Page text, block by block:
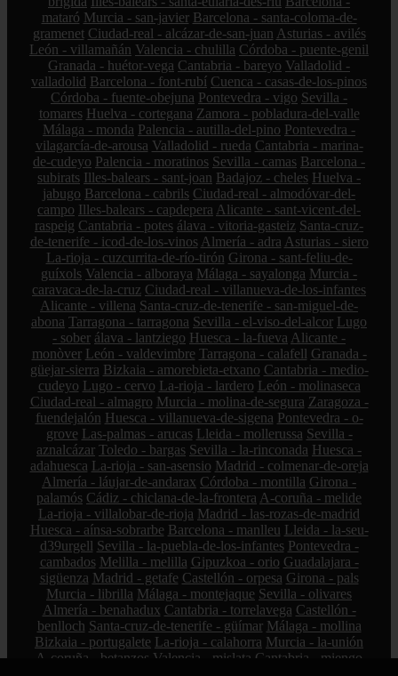
mataró Murcia - san-javier Barcelona - santa-coloma-de-
gramenet Ciudad-real - alcázar-de-san-juan Asturias - avilés
León - villamañán Valencia - chulilla Córdoba - puente-genil
Granada - huétor-vega Cantabria - bareyo Valladolid -
valladolid Barcelona - font-rubí Cuenca - casas-de-los-pinos
Córdoba - fuente-obejuna Pontevedra - vigo Sevilla -
tomares Huelva - cortegana Zamora - pobladura-del-valle
Málaga - monda Palencia - autilla-del-pino Pontevedra -
vilagarcía-de-arousa Valladolid - rueda Cantabria - marina-
de-cudeyo Palencia - moratinos Sevilla - camas Barcelona -
subirats Illes-balears - sant-joan Badajoz - cheles Huelva -
jabugo Barcelona - cabrils Ciudad-real - almodóvar-del-
campo Illes-balears - capdepera Alicante - sant-vicent-del-
raspeig Cantabria - potes álava - vitoria-gasteiz Santa-cruz-
de-tenerife - icod-de-los-vinos Almería - adra Asturias - siero
La-rioja - cuzcurrita-de-río-tirón Girona - sant-feliu-de-
guíxols Valencia - alboraya Málaga - sayalonga Murcia -
caravaca-de-la-cruz Ciudad-real - villanueva-de-los-infantes
Alicante - villena Santa-cruz-de-tenerife - san-miguel-de-
abona Tarragona - tarragona Sevilla - el-viso-del-alcor Lugo
- sober álava - lantziego Huesca - la-fueva Alicante -
monòver León - valdevimbre Tarragona - calafell Granada -
güejar-sierra Bizkaia - amorebieta-etxano Cantabria - medio-
cudeyo Lugo - cervo La-rioja - lardero León - molinaseca
Ciudad-real - almagro Murcia - molina-de-segura Zaragoza -
fuendejalón Huesca - villanueva-de-sigena Pontevedra - o-
grove Las-palmas - arucas Lleida - mollerussa Sevilla -
aznalcázar Toledo - bargas Sevilla - la-rinconada Huesca -
adahuesca La-rioja - san-asensio Madrid - colmenar-de-oreja
Almería - láujar-de-andarax Córdoba - montilla Girona -
palamós Cádiz - chiclana-de-la-frontera A-coruña - melide
La-rioja - villalobar-de-rioja Madrid - las-rozas-de-madrid
Huesca - aínsa-sobrarbe Barcelona - manlleu Lleida - la-seu-
d39urgell Sevilla - la-puebla-de-los-infantes Pontevedra -
cambados Melilla - melilla Gipuzkoa - orio Guadalajara -
sigüenza Madrid - getafe Castellón - orpesa Girona - pals
Murcia - librilla Málaga - montejaque Sevilla - olivares
Almería - benahadux Cantabria - torrelavega Castellón -
benlloch Santa-cruz-de-tenerife - güímar Málaga - mollina
Bizkaia - portugalete La-rioja - calahorra Murcia - la-unión
A-coruña - betanzos Valencia - mislata Cantabria - miengo